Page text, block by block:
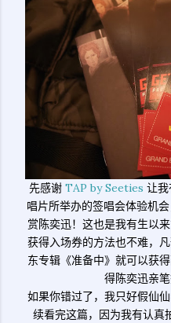
先感谢 TAP by Seeties 让
唱片所举办的签唱会体验机
赏陈奕迅！这也是我有生以
获得入场券的方法也不难，
东专辑《准备中》就可以获
得陈奕迅亲笔
如果你错过了，我只好假仙
续看完这篇，因为我有认真